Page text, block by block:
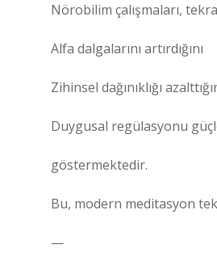
Nörobilim çalışmaları,
Alfa dalgalarını artırdığını
Zihinsel dağınıklığı
Duygusal regülasyonu
göstermektedir.
Bu, modern meditasyon
—